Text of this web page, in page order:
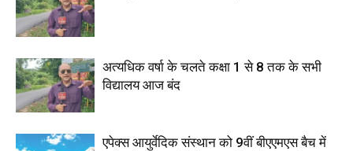
अत्यधिक वर्षा के चलते कक्षा 1 से 8 तक के सभी
विद्यालय आज बंद
एपेक्स आयुर्वेदिक संस्थान को 9वीं बीएएमएस बैच में